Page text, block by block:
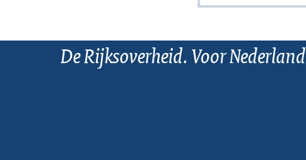
De Rijksoverheid. Voor Nederland